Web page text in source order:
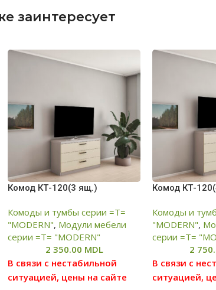
заинтересует
Комод КТ-120(3 ящ.)
Комоды и тумбы серии =T=
"MODERN", Модули мебели
серии =Т= "MODERN"
2 350.00 MDL
В связи с нестабильной
ситуацией, цены на сайте
Комод КТ-
Комоды и
"MODERN",
серии =Т=
2
В связи с
ситуацией,